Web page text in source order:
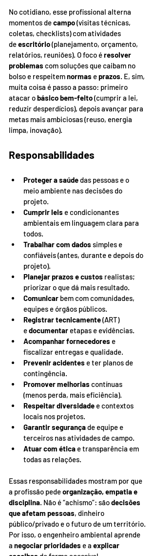
No cotidiano, esse profissional alterna
momentos de campo (visitas técnicas,
coletas, checklists) com atividades
de escritório (planejamento, orçamento,
relatórios, reuniões). O foco é resolver
problemas com soluções que caibam no
bolso e respeitem normas e prazos. E, sim,
muita coisa é passo a passo: primeiro
atacar o básico bem-feito (cumprir a lei,
reduzir desperdícios), depois avançar para
metas mais ambiciosas (reuso, energia
limpa, inovação).
Responsabilidades
Proteger a saúde das pessoas e o
meio ambiente nas decisões do
projeto.
Cumprir leis e condicionantes
ambientais em linguagem clara para
todos.
Trabalhar com dados simples e
confiáveis (antes, durante e depois do
projeto).
Planejar prazos e custos realistas;
priorizar o que dá mais resultado.
Comunicar bem com comunidades,
equipes e órgãos públicos.
Registrar tecnicamente (ART)
e documentar etapas e evidências.
Acompanhar fornecedores e
fiscalizar entregas e qualidade.
Prevenir acidentes e ter planos de
contingência.
Promover melhorias contínuas
(menos perda, mais eficiência).
Respeitar diversidade e contextos
locais nos projetos.
Garantir segurança de equipe e
terceiros nas atividades de campo.
Atuar com ética e transparência em
todas as relações.
Essas responsabilidades mostram por que
a profissão pede organização, empatia e
disciplina. Não é “achismo”: são decisões
que afetam pessoas, dinheiro
público/privado e o futuro de um território.
Por isso, o engenheiro ambiental aprende
a negociar prioridades e a explicar